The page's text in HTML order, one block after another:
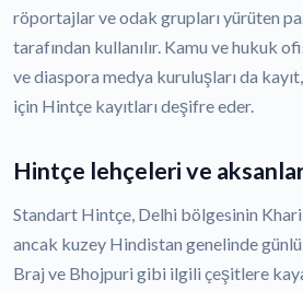
röportajlar ve odak grupları yürüten
tarafından kullanılır. Kamu ve hukuk
ve diaspora medya kuruluşları da
için Hintçe kayıtları deşifre eder.
Hintçe lehçeleri ve
Standart Hintçe, Delhi bölgesinin Khari
ancak kuzey Hindistan genelinde
Braj ve Bhojpuri gibi ilgili çeşitlere